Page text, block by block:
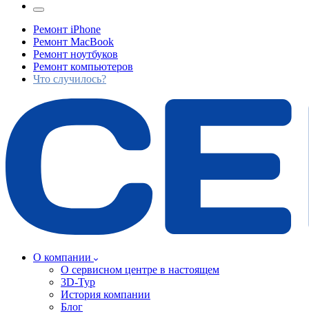
Ремонт iPhone
Ремонт MacBook
Ремонт ноутбуков
Ремонт компьютеров
Что случилось?
О компании
О сервисном центре в настоящем
3D-Тур
История компании
Блог